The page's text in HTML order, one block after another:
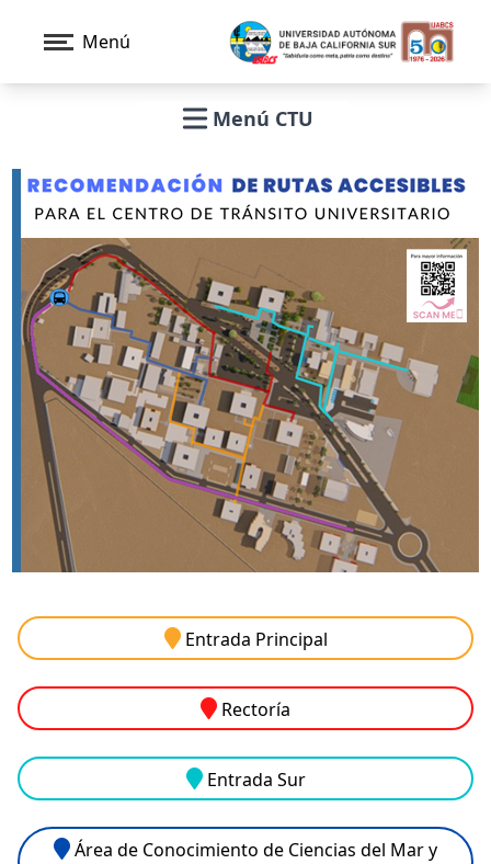
Menú
Open main menu
Menú CTU
Entrada Principal
Rectoría
Entrada Sur
Área de Conocimiento de Ciencias del Mar y